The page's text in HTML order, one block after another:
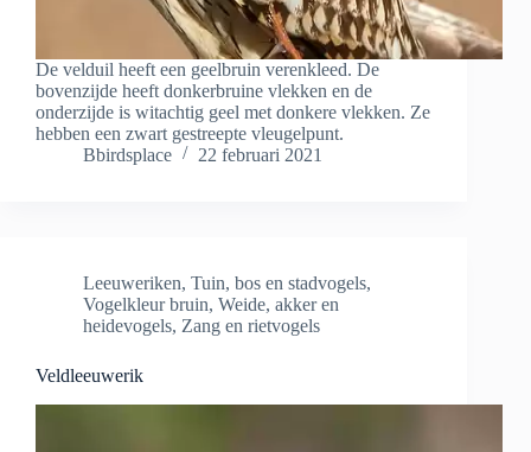
De velduil heeft een geelbruin verenkleed. De
bovenzijde heeft donkerbruine vlekken en de
onderzijde is witachtig geel met donkere vlekken. Ze
hebben een zwart gestreepte vleugelpunt.
Bbirdsplace
22 februari 2021
Leeuweriken, Tuin, bos en stadvogels,
Vogelkleur bruin, Weide, akker en
heidevogels, Zang en rietvogels
Veldleeuwerik